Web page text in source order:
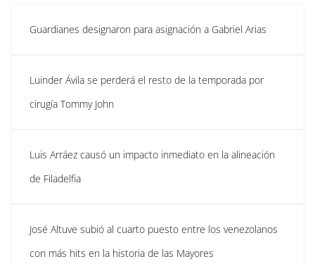
Guardianes designaron para asignación a Gabriel Arias
Luinder Ávila se perderá el resto de la temporada por
cirugía Tommy John
Luis Arráez causó un impacto inmediato en la alineación
de Filadelfia
José Altuve subió al cuarto puesto entre los venezolanos
con más hits en la historia de las Mayores